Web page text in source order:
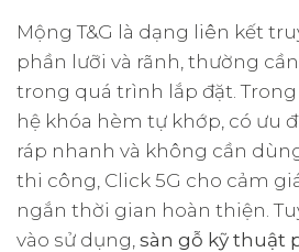
Mộng T&G là dạng liên kết
phần lưỡi và rãnh, thường
trong quá trình lắp đặt. Trong
hệ khóa hèm tự khớp, có ưu
ráp nhanh và không cần
thi công, Click 5G cho cảm
ngắn thời gian hoàn thiện.
vào sử dụng, sàn gỗ kỹ thuật